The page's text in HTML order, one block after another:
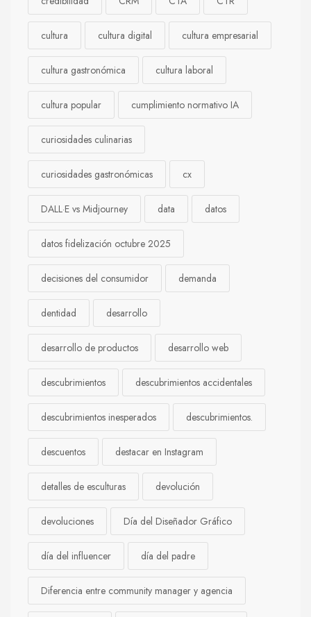
cultura cultura digital cultura empresarial
cultura gastronómica cultura laboral
cultura popular cumplimiento normativo IA
curiosidades culinarias
curiosidades gastronómicas cx
DALL·E vs Midjourney data datos
datos fidelización octubre 2025
decisiones del consumidor demanda
dentidad desarrollo
desarrollo de productos desarrollo web
descubrimientos descubrimientos accidentales
descubrimientos inesperados descubrimientos.
descuentos destacar en Instagram
detalles de esculturas devolución
devoluciones Día del Diseñador Gráfico
día del influencer día del padre
Diferencia entre community manager y agencia